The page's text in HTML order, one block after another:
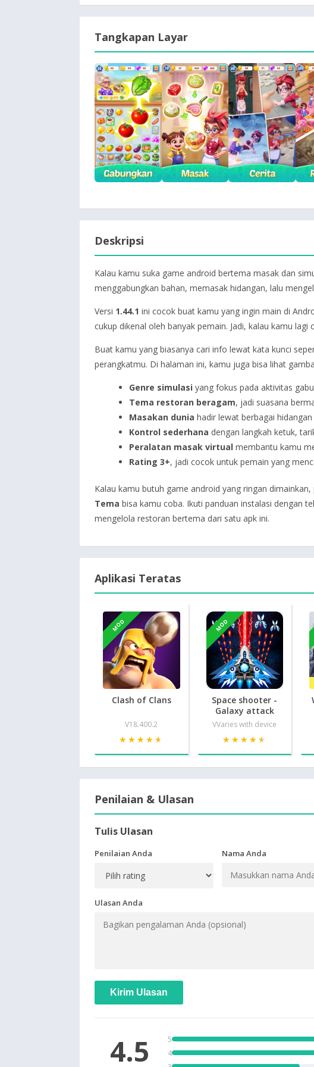
Tangkapan Layar
Deskripsi
Kalau kamu suka game android bertema masak dan
menggabungkan bahan, memasak hidangan, lalu
Versi 1.44.1 ini cocok buat kamu yang ingin main di
cukup dikenal oleh banyak pemain. Jadi, kalau kamu
Buat kamu yang biasanya cari info lewat kata kunci
perangkatmu. Di halaman ini, kamu juga bisa lihat
Genre simulasi yang fokus pada aktivitas
Tema restoran beragam, jadi suasana
Masakan dunia hadir lewat berbagai
Kontrol sederhana dengan langkah ketuk,
Peralatan masak virtual membantu kamu
Rating 3+, jadi cocok untuk pemain yang
Kalau kamu butuh game android yang ringan
Tema bisa kamu coba. Ikuti panduan instalasi dengan
mengelola restoran bertema dari satu apk ini.
Aplikasi Teratas
MOD
Clash of Clans
V18.400.2
★★★★★
★★★★★
MOD
Space shooter -
Galaxy attack
VVaries with device
★★★★★
★★★★★
Penilaian & Ulasan
Tulis Ulasan
Penilaian Anda Nama Anda
Ulasan Anda
Kirim Ulasan
4.5
5
4